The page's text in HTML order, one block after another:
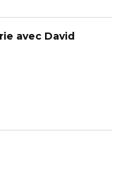
avec David